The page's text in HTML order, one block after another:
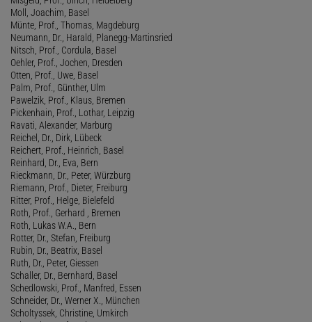
Moll, Joachim, Basel
Münte, Prof., Thomas, Magdeburg
Neumann, Dr., Harald, Planegg-Martinsried
Nitsch, Prof., Cordula, Basel
Oehler, Prof., Jochen, Dresden
Otten, Prof., Uwe, Basel
Palm, Prof., Günther, Ulm
Pawelzik, Prof., Klaus, Bremen
Pickenhain, Prof., Lothar, Leipzig
Ravati, Alexander, Marburg
Reichel, Dr., Dirk, Lübeck
Reichert, Prof., Heinrich, Basel
Reinhard, Dr., Eva, Bern
Rieckmann, Dr., Peter, Würzburg
Riemann, Prof., Dieter, Freiburg
Ritter, Prof., Helge, Bielefeld
Roth, Prof., Gerhard , Bremen
Roth, Lukas W.A., Bern
Rotter, Dr., Stefan, Freiburg
Rubin, Dr., Beatrix, Basel
Ruth, Dr., Peter, Giessen
Schaller, Dr., Bernhard, Basel
Schedlowski, Prof., Manfred, Essen
Schneider, Dr., Werner X., München
Scholtyssek, Christine, Umkirch